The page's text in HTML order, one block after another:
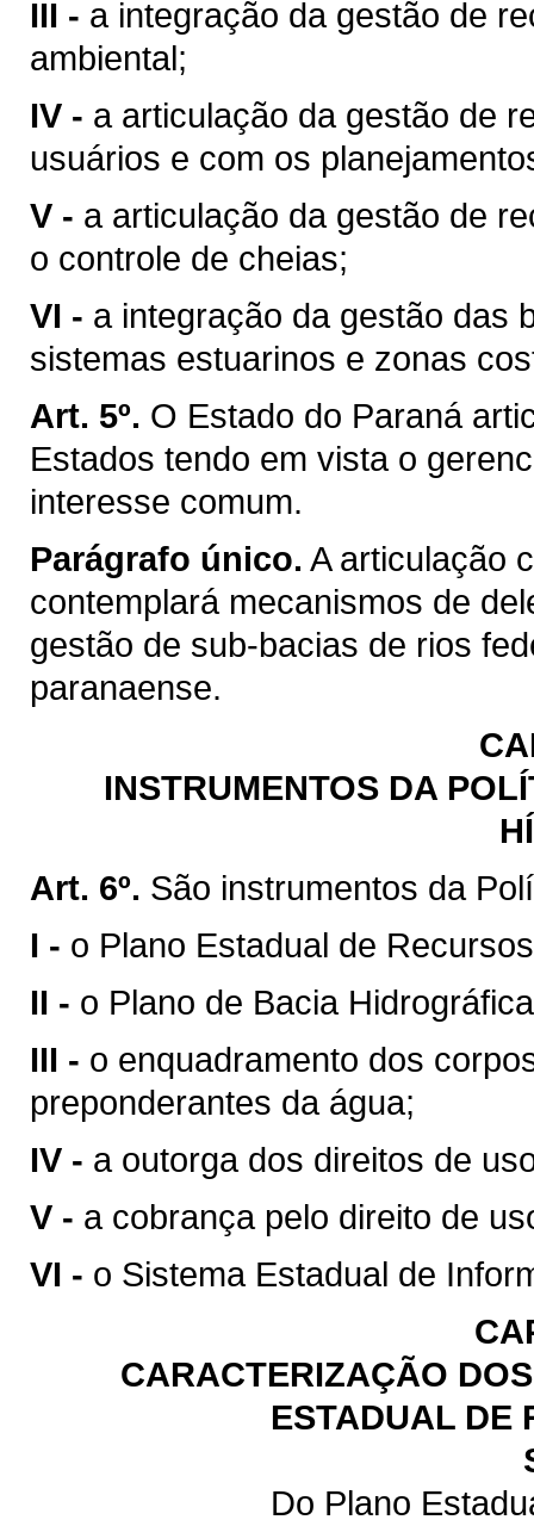
III - a integração da gestão de
ambiental;
IV - a articulação da gestão de
usuários e com os
V - a articulação da gestão de
o controle de cheias;
VI - a integração da gestão das
sistemas estuarinos e zonas
Art. 5º. O Estado do Paraná
Estados tendo em vista o
interesse comum.
Parágrafo único. A articulação
contemplará mecanismos de
gestão de sub-bacias de rios
paranaense.
INSTRUMENTOS DA
Art. 6º. São instrumentos da
I - o Plano Estadual de
II - o Plano de Bacia
III - o enquadramento dos
preponderantes da água;
IV - a outorga dos direitos de
V - a cobrança pelo direito de
VI - o Sistema Estadual de
CARACTERIZAÇÃO
ESTADUAL DE
Do Plano